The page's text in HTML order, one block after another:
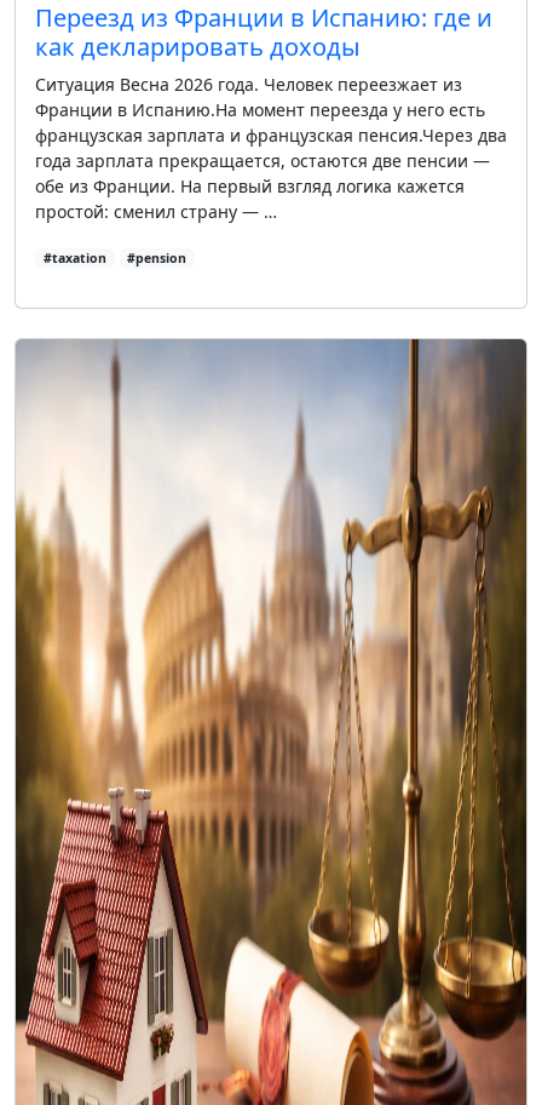
Переезд из Франции в Испанию: где и
как декларировать доходы
Ситуация Весна 2026 года. Человек переезжает из
Франции в Испанию.На момент переезда у него есть
французская зарплата и французская пенсия.Через два
года зарплата прекращается, остаются две пенсии —
обе из Франции. На первый взгляд логика кажется
простой: сменил страну — …
#taxation #pension